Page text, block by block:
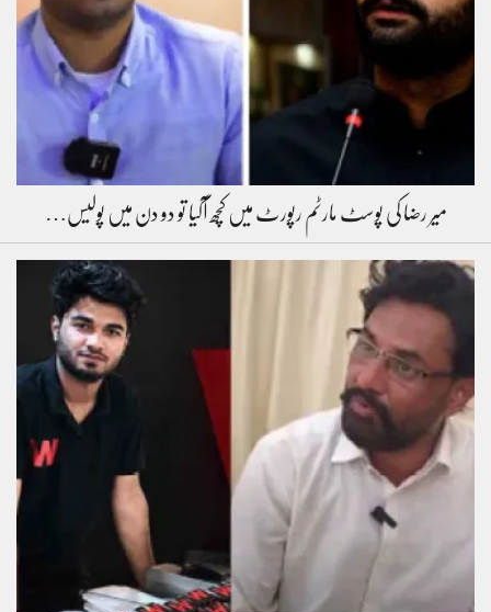
میر رضا کی پوسٹ مارٹم رپورٹ میں کچھ آگیا تو دو دن میں پولیس…